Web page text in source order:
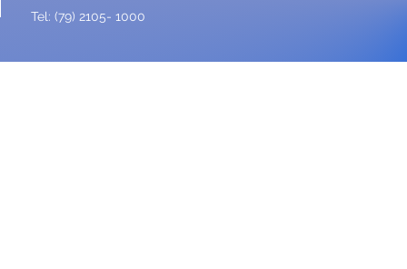
Tel: (79) 2105- 1000